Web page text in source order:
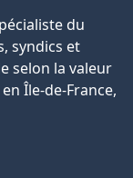
du
syndics et
selon la valeur
Île-de-France,